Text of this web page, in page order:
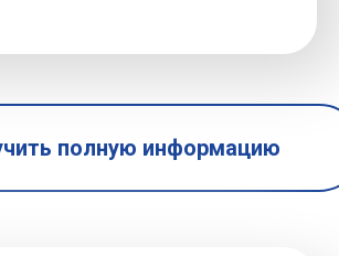
полную информацию